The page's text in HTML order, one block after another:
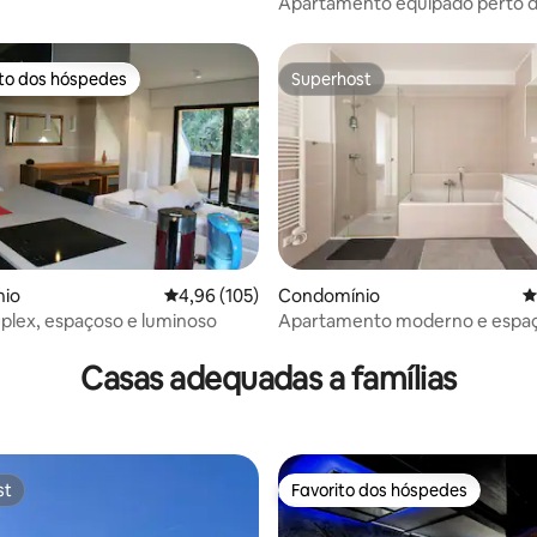
em 5 estrelas, 179avaliações
dos hóspedes mais apreciados
dos hóspedes
Classificação média de 4,96 em 5 estrelas,
4,96 (105)
espaçoso e luminoso
Superhost
Superhost
Condomínio
Apartamento moderno e
Casas adequadas a famílias
Favorito dos hóspedes
Favorito dos hóspedes